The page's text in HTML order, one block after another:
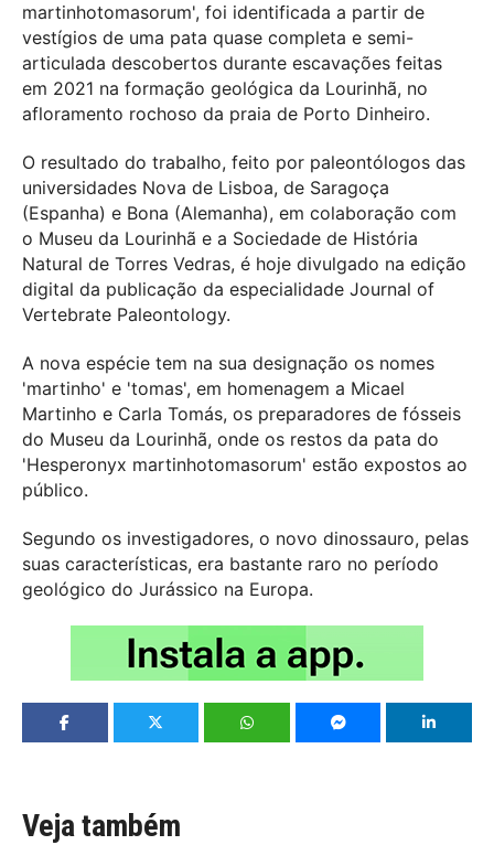
martinhotomasorum', foi identificada a partir de
vestígios de uma pata quase completa e semi-
articulada descobertos durante escavações feitas
em 2021 na formação geológica da Lourinhã, no
afloramento rochoso da praia de Porto Dinheiro.
O resultado do trabalho, feito por paleontólogos das
universidades Nova de Lisboa, de Saragoça
(Espanha) e Bona (Alemanha), em colaboração com
o Museu da Lourinhã e a Sociedade de História
Natural de Torres Vedras, é hoje divulgado na edição
digital da publicação da especialidade Journal of
Vertebrate Paleontology.
A nova espécie tem na sua designação os nomes
'martinho' e 'tomas', em homenagem a Micael
Martinho e Carla Tomás, os preparadores de fósseis
do Museu da Lourinhã, onde os restos da pata do
'Hesperonyx martinhotomasorum' estão expostos ao
público.
Segundo os investigadores, o novo dinossauro, pelas
suas características, era bastante raro no período
geológico do Jurássico na Europa.
Veja também